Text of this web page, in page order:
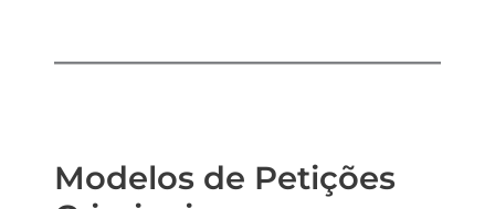
Modelos de Petições